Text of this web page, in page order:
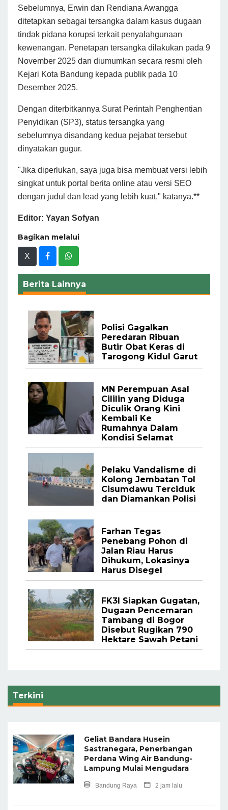
Sebelumnya, Erwin dan Rendiana Awangga
ditetapkan sebagai tersangka dalam kasus dugaan
tindak pidana korupsi terkait penyalahgunaan
kewenangan. Penetapan tersangka dilakukan pada 9
November 2025 dan diumumkan secara resmi oleh
Kejari Kota Bandung kepada publik pada 10
Desember 2025.
Dengan diterbitkannya Surat Perintah Penghentian
Penyidikan (SP3), status tersangka yang
sebelumnya disandang kedua pejabat tersebut
dinyatakan gugur.
"Jika diperlukan, saya juga bisa membuat versi lebih
singkat untuk portal berita online atau versi SEO
dengan judul dan lead yang lebih kuat," katanya.**
Editor: Yayan Sofyan
Bagikan melalui
X
Berita Lainnya
Polisi Gagalkan
Peredaran Ribuan
Butir Obat Keras di
Tarogong Kidul Garut
MN Perempuan Asal
Cililin yang Diduga
Diculik Orang Kini
Kembali Ke
Rumahnya Dalam
Kondisi Selamat
Pelaku Vandalisme di
Kolong Jembatan Tol
Cisumdawu Terciduk
dan Diamankan Polisi
Farhan Tegas
Penebang Pohon di
Jalan Riau Harus
Dihukum, Lokasinya
Harus Disegel
FK3I Siapkan Gugatan,
Dugaan Pencemaran
Tambang di Bogor
Disebut Rugikan 790
Hektare Sawah Petani
Terkini
Geliat Bandara Husein
Sastranegara, Penerbangan
Perdana Wing Air Bandung-
Lampung Mulai Mengudara
Bandung Raya 2 jam lalu